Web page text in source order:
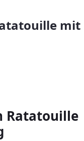
mit
Ratatouille